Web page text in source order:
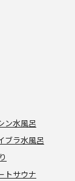
ン水風呂
ブラ水風呂
トサウナ